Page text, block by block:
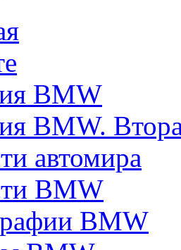
BMW
BMW.
автомира
BMW
BMW